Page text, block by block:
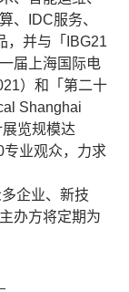
、IDC服务、
，并与「IBG21
届上海国际电
）和「第二十
Shanghai
览规模达
专业观众，力求
企业、新技
办方将定期为